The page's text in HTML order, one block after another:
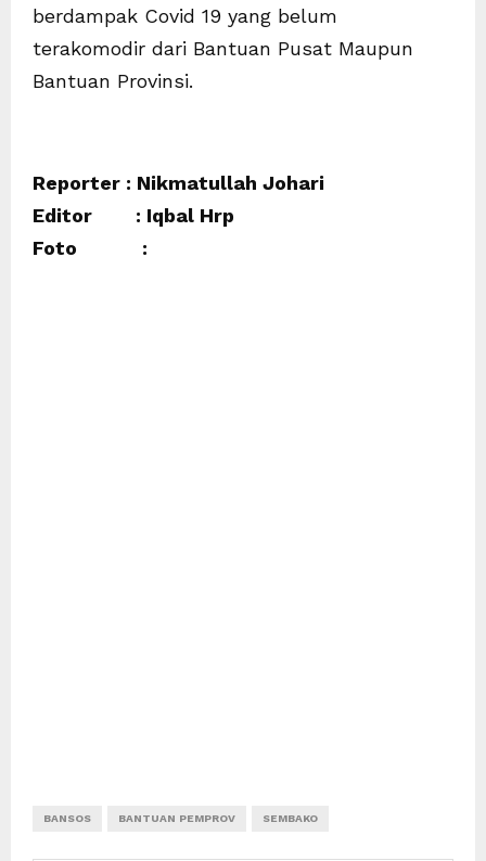
berdampak Covid 19 yang belum
terakomodir dari Bantuan Pusat Maupun
Bantuan Provinsi.
Reporter : Nikmatullah Johari
Editor : Iqbal Hrp
Foto :
BANSOS BANTUAN PEMPROV SEMBAKO